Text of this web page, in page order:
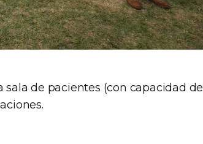
de pacientes (con capacidad de